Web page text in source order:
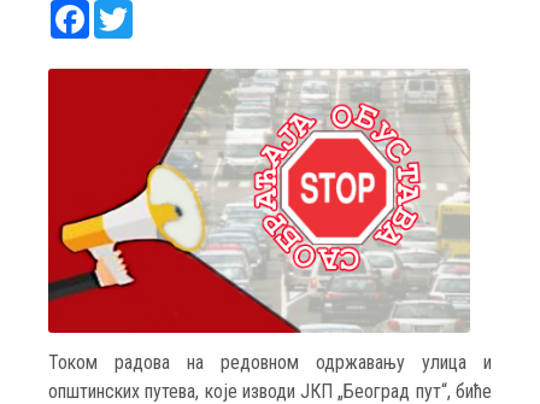
Facebook
Током радова на редовном одржавању улица и
општинских путева, које изводи ЈКП „Београд пут“, биће